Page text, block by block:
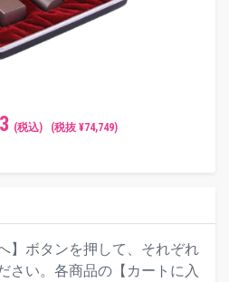
(税込) (税抜 ¥74,749)
】ボタンを押して、それぞれ
さい。各商品の【カートに入